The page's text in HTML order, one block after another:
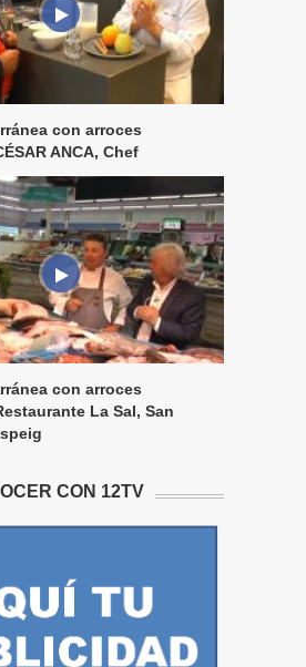
con arroces
ANCA, Chef
con arroces
La Sal, San
CON 12TV